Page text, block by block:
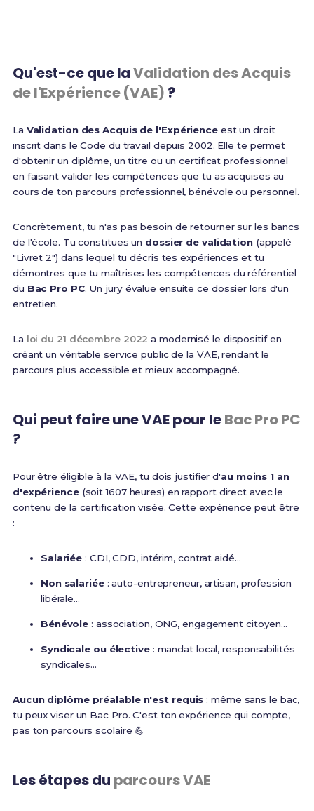
Qu'est-ce que laValidation des Acquis
de l'Expérience (VAE) ?
La Validation des Acquis de l'Expérienceest un droit
inscrit dans le Code du travail depuis 2002. Elle te permet
d'obtenir un diplôme, un titre ou un certificat professionnel
en faisant valider les compétences que tu as acquises au
cours de ton parcours professionnel, bénévole ou personnel.
Concrètement, tu n'as pas besoin de retourner sur les bancs
de l'école. Tu constitues un dossier de validation(appelé
"Livret 2") dans lequel tu décris tes expériences et tu
démontres que tu maîtrises les compétences du référentiel
du Bac Pro PC. Un jury évalue ensuite ce dossier lors d'un
entretien.
La loi du 21 décembre 2022 a modernisé le dispositif en
créant un véritable service public de la VAE, rendant le
parcours plus accessible et mieux accompagné.
Qui peut faire une VAE pour leBac Pro PC
?
Pour être éligible à la VAE, tu dois justifier d'au moins 1 an
d'expérience(soit 1607 heures) en rapport direct avec le
contenu de la certification visée. Cette expérience peut être
:
Salariée : CDI, CDD, intérim, contrat aidé...
Non salariée: auto-entrepreneur, artisan, profession
libérale...
Bénévole : association, ONG, engagement citoyen...
Syndicale ou élective: mandat local, responsabilités
syndicales...
Aucun diplôme préalable n'est requis : même sans le bac,
tu peux viser un Bac Pro. C'est ton expérience qui compte,
pas ton parcours scolaire 💪
Les étapes du parcours VAE